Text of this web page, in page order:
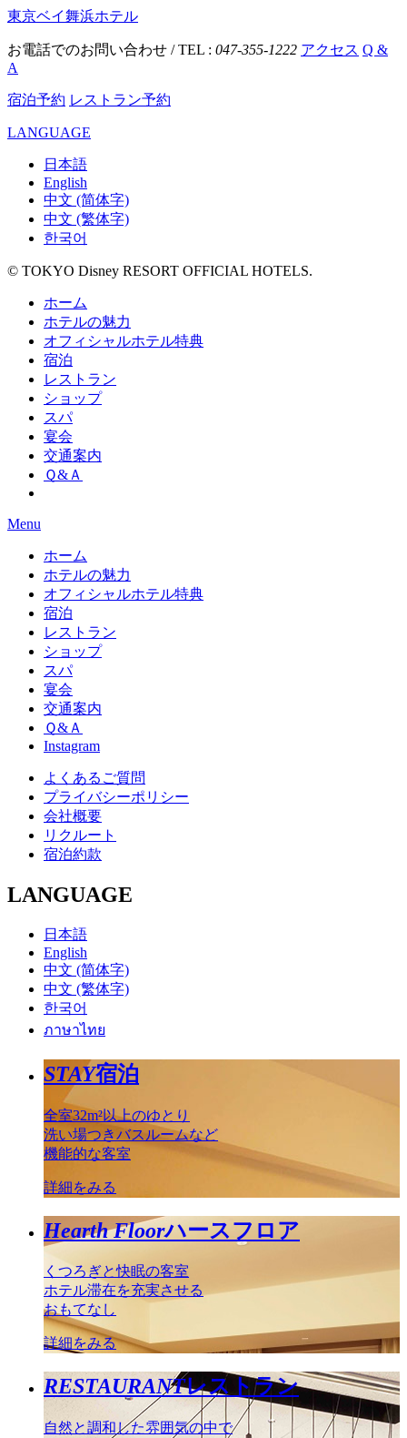
東京ベイ舞浜ホテル
お電話でのお問い合わせ / TEL : 047-355-1222 アクセス Q &
A
宿泊予約 レストラン予約
LANGUAGE
日本語
English
中文 (简体字)
中文 (繁体字)
한국어
© TOKYO Disney RESORT OFFICIAL HOTELS.
ホーム
ホテルの魅力
オフィシャルホテル特典
宿泊
レストラン
ショップ
スパ
宴会
交通案内
Ｑ&Ａ
Menu
ホーム
ホテルの魅力
オフィシャルホテル特典
宿泊
レストラン
ショップ
スパ
宴会
交通案内
Ｑ&Ａ
Instagram
よくあるご質問
プライバシーポリシー
会社概要
リクルート
宿泊約款
LANGUAGE
日本語
English
中文 (简体字)
中文 (繁体字)
한국어
ภาษาไทย
STAY宿泊
全室32m²以上のゆとり
洗い場つきバスルームなど
機能的な客室
詳細をみる
Hearth Floorハースフロア
くつろぎと快眠の客室
ホテル滞在を充実させる
おもてなし
詳細をみる
RESTAURANTレストラン
自然と調和した雰囲気の中で